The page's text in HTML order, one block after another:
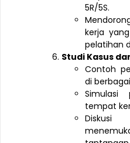
5R/5S.
kerja
pelatihan
Studi Kasus
Contoh
di
Simulasi
tempat